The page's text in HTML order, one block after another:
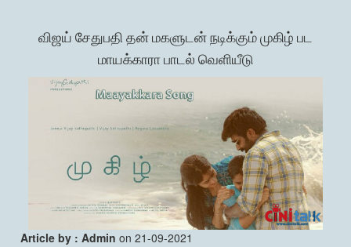
விஜய் சேதுபதி தன் மகளுடன் நடிக்கும் முகிழ் பட
மாயக்காரா பாடல் வெளியீடு
Article by : Admin on 21-09-2021